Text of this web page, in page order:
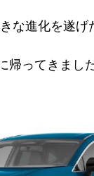
な進化を遂げ
帰ってきまし